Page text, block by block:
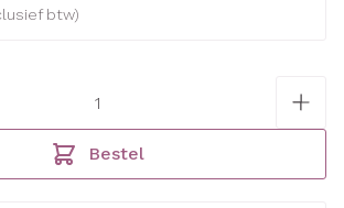
btw)
Bestel